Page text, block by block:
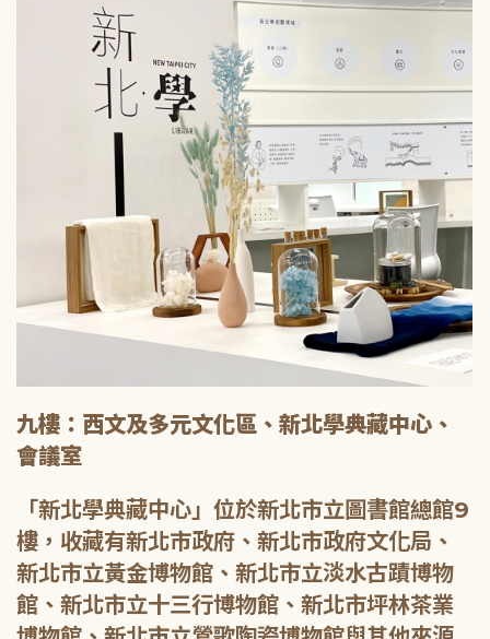
九樓：西文及多元文化區、新北學典藏中心、
會議室
「新北學典藏中心」位於新北市立圖書館總館9
樓，收藏有新北市政府、新北市政府文化局、
新北市立黃金博物館、新北市立淡水古蹟博物
館、新北市立十三行博物館、新北市坪林茶業